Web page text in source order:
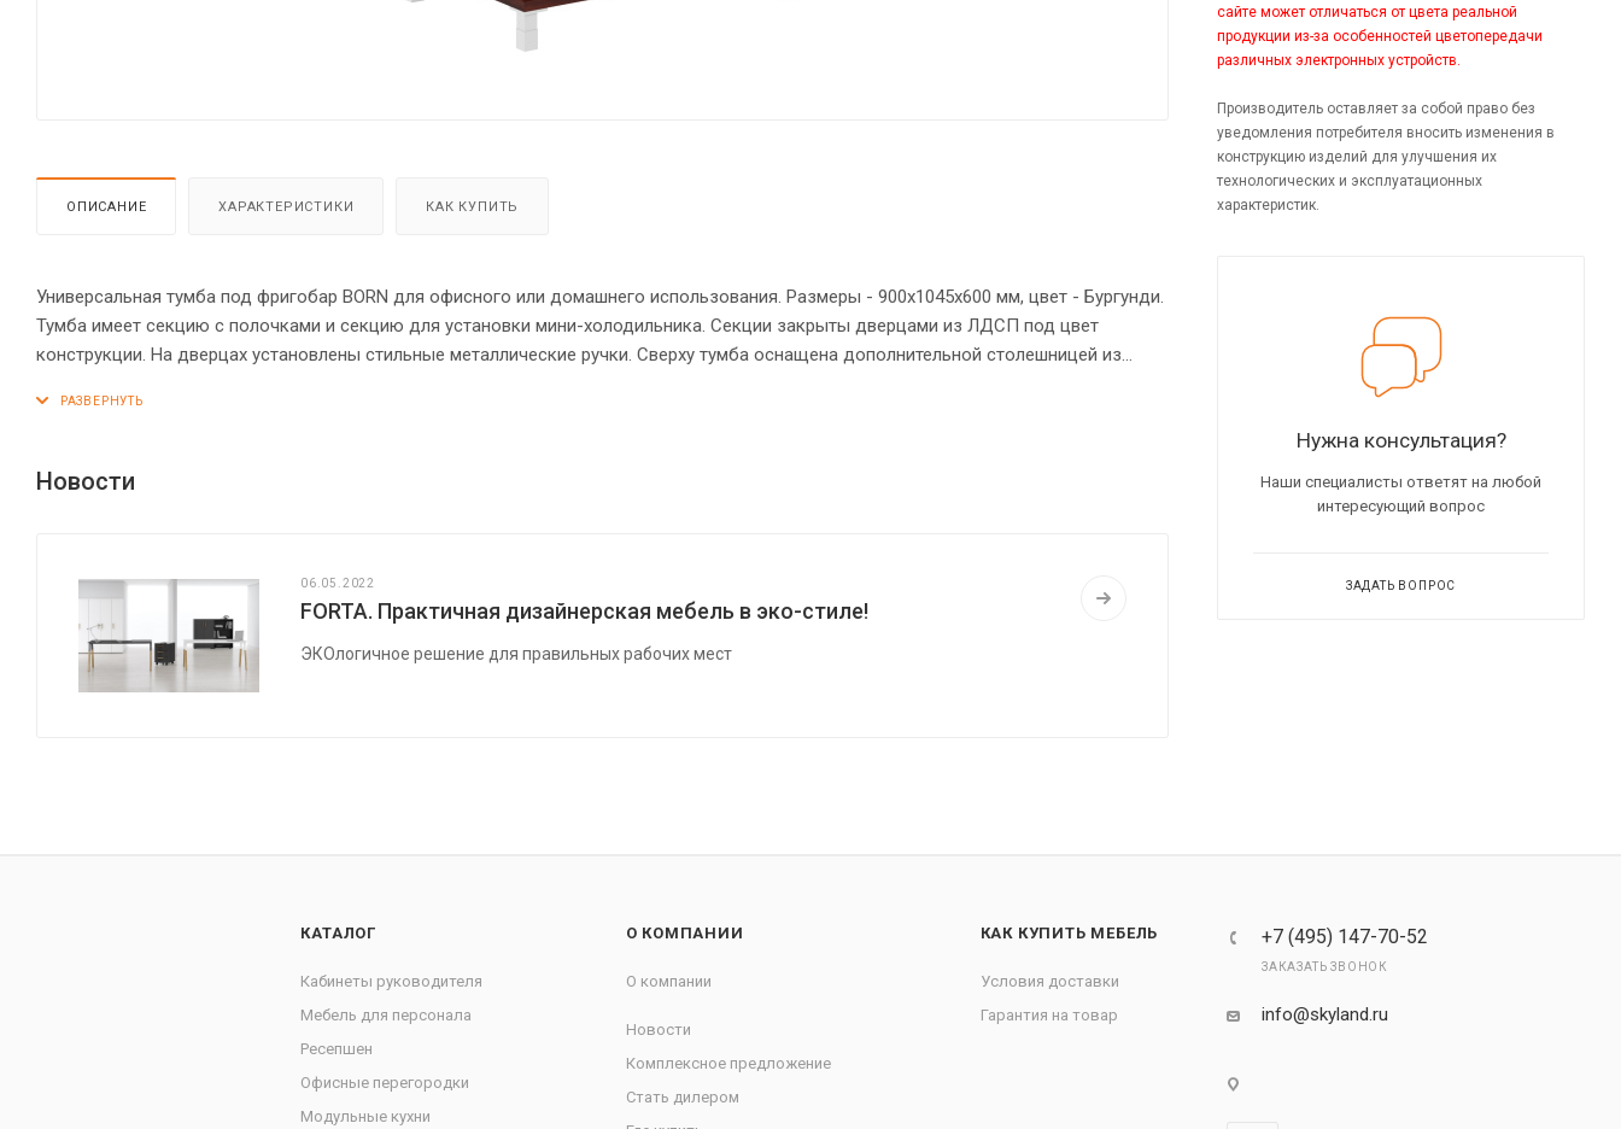
ОПИСАНИЕ ХАРАКТЕРИСТИКИ КАК КУПИТЬ
Универсальная тумба под фригобар BORN для офисного или домашнего использования. Размеры - 900х1045х600 мм, цвет - Бургунди.
Тумба имеет секцию с полочками и секцию для установки мини-холодильника. Секции закрыты дверцами из ЛДСП под цвет
конструкции. На дверцах установлены стильные металлические ручки. Сверху тумба оснащена дополнительной столешницей из
силовыми креплениями – эксцентриковыми стяжками. Все торцы основных элементов тумбы надежно защищены кромкой ПВХ – 2
Новости
06.05.2022
FORTA. Практичная дизайнерская мебель в эко-стиле!
ЭКОлогичное решение для правильных рабочих мест
сайте может отличаться от цвета реальной
продукции из-за особенностей цветопередачи
различных электронных устройств.
Производитель оставляет за собой право без
уведомления потребителя вносить изменения в
конструкцию изделий для улучшения их
технологических и эксплуатационных
характеристик.
Нужна консультация?
Наши специалисты ответят на любой
интересующий вопрос
ЗАДАТЬ ВОПРОС
КАТАЛОГ
Кабинеты руководителя
Мебель для персонала
Ресепшен
Офисные перегородки
Модульные кухни
О КОМПАНИИ
О компании
Новости
Комплексное предложение
Стать дилером
КАК КУПИТЬ МЕБЕЛЬ
Условия доставки
Гарантия на товар
+7 (495) 147-70-52
ЗАКАЗАТЬ ЗВОНОК
info@skyland.ru